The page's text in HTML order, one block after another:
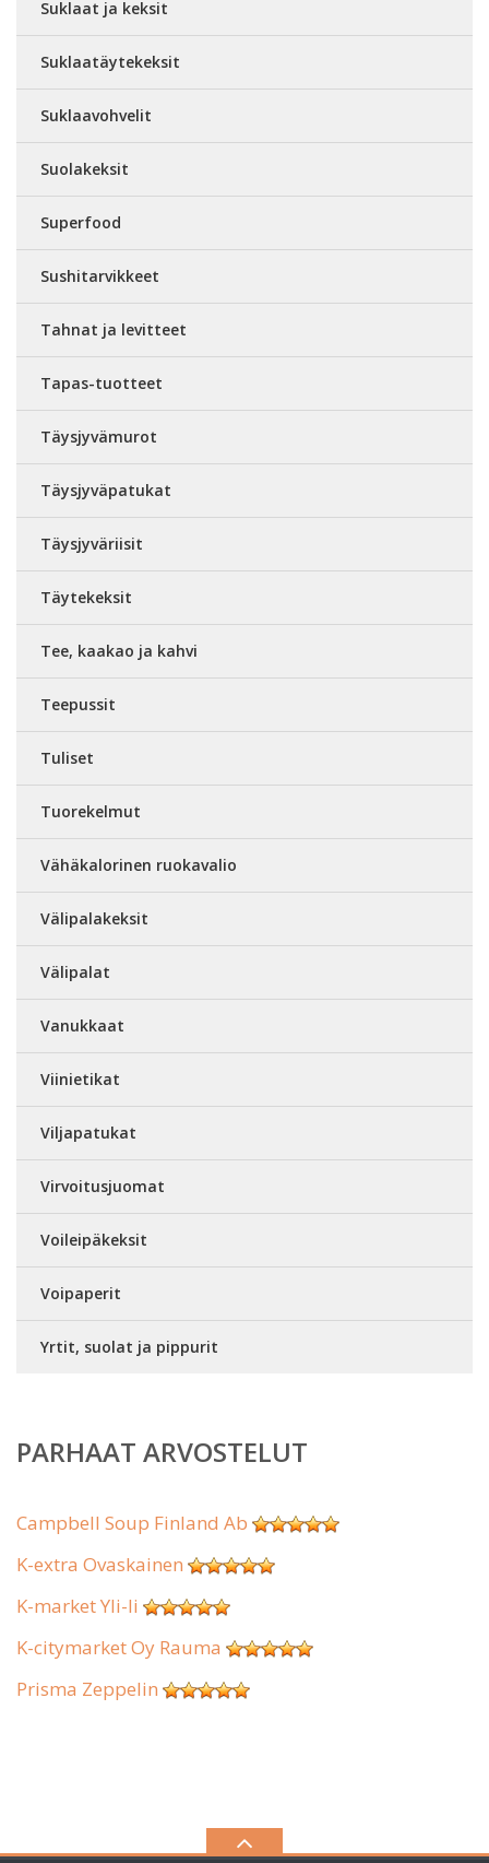
Suklaat ja keksit
Suklaatäytekeksit
Suklaavohvelit
Suolakeksit
Superfood
Sushitarvikkeet
Tahnat ja levitteet
Tapas-tuotteet
Täysjyvämurot
Täysjyväpatukat
Täysjyväriisit
Täytekeksit
Tee, kaakao ja kahvi
Teepussit
Tuliset
Tuorekelmut
Vähäkalorinen ruokavalio
Välipalakeksit
Välipalat
Vanukkaat
Viinietikat
Viljapatukat
Virvoitusjuomat
Voileipäkeksit
Voipaperit
Yrtit, suolat ja pippurit
PARHAAT ARVOSTELUT
Campbell Soup Finland Ab
K-extra Ovaskainen
K-market Yli-Ii
K-citymarket Oy Rauma
Prisma Zeppelin